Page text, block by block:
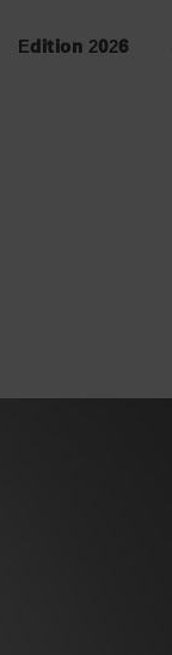
Edition 2026